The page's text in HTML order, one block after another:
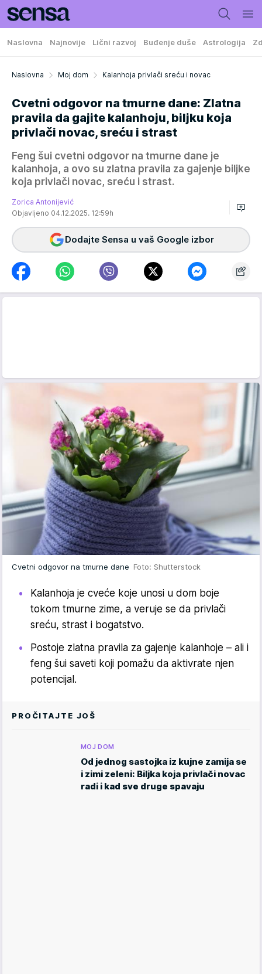
Naslovna Najnovije Lični razvoj Buđenje duše Astrologija
Naslovna Moj dom Kalanhoja privlači sreću i novac
Cvetni odgovor na tmurne dane: Zlatna
pravila da gajite kalanhoju, biljku koja
privlači novac, sreću i strast
Feng šui cvetni odgovor na tmurne dane je
kalanhoja, a ovo su zlatna pravila za gajenje biljke
koja privlači novac, sreću i strast.
Zorica Antonijević
Objavljeno 04.12.2025. 12:59h
Dodajte Sensa u vaš Google izbor
Cvetni odgovor na tmurne dane Foto: Shutterstock
Kalanhoja je cveće koje unosi u dom boje
tokom tmurne zime, a veruje se da privlači
sreću, strast i bogatstvo.
Postoje zlatna pravila za gajenje kalanhoje – ali i
feng šui saveti koji pomažu da aktivrate njen
potencijal.
PROČITAJTE JOŠ
MOJ DOM
Od jednog sastojka iz kujne zamija se
i zimi zeleni: Biljka koja privlači novac
radi i kad sve druge spavaju